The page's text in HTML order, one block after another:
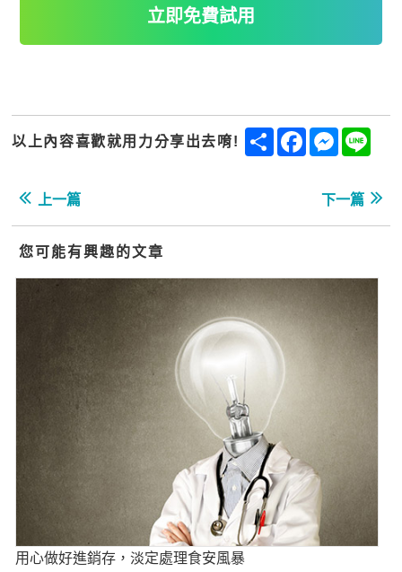
立即免費試用
以上內容喜歡就用力分享出去唷! ShareFacebook
上一篇 下一篇
您可能有興趣的文章
用心做好進銷存，淡定處理食安風暴